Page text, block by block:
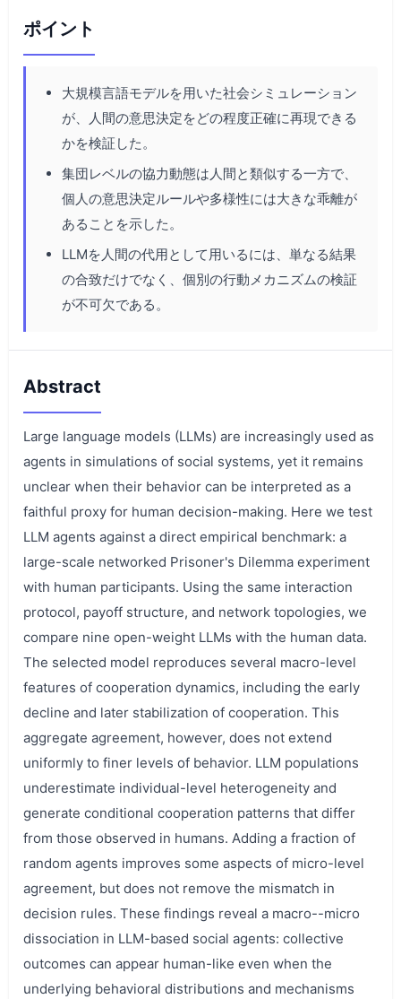
ポイント
大規模言語モデルを用いた社会シミュレーション
が、人間の意思決定をどの程度正確に再現できる
かを検証した。
集団レベルの協力動態は人間と類似する一方で、
個人の意思決定ルールや多様性には大きな乖離が
あることを示した。
LLMを人間の代用として用いるには、単なる結果
の合致だけでなく、個別の行動メカニズムの検証
が不可欠である。
Abstract
Large language models (LLMs) are increasingly used as
agents in simulations of social systems, yet it remains
unclear when their behavior can be interpreted as a
faithful proxy for human decision-making. Here we test
LLM agents against a direct empirical benchmark: a
large-scale networked Prisoner's Dilemma experiment
with human participants. Using the same interaction
protocol, payoff structure, and network topologies, we
compare nine open-weight LLMs with the human data.
The selected model reproduces several macro-level
features of cooperation dynamics, including the early
decline and later stabilization of cooperation. This
aggregate agreement, however, does not extend
uniformly to finer levels of behavior. LLM populations
underestimate individual-level heterogeneity and
generate conditional cooperation patterns that differ
from those observed in humans. Adding a fraction of
random agents improves some aspects of micro-level
agreement, but does not remove the mismatch in
decision rules. These findings reveal a macro--micro
dissociation in LLM-based social agents: collective
outcomes can appear human-like even when the
underlying behavioral distributions and mechanisms